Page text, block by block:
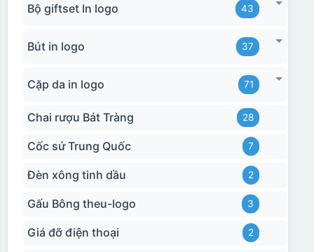
Bộ giftset In logo 43
Bút in logo 37
Cặp da in logo 71
Chai rượu Bát Tràng 28
Cốc sứ Trung Quốc 7
Đèn xông tinh dầu 2
Gấu Bông theu-logo 3
Giá đỡ điện thoại 2